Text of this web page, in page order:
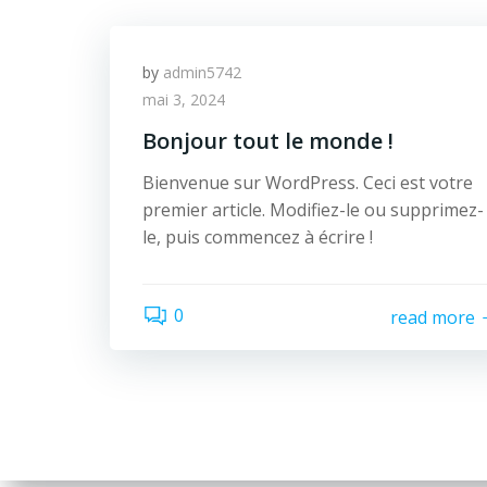
by admin5742
mai 3, 2024
Bonjour tout le monde !
Bienvenue sur WordPress. Ceci est votre
premier article. Modifiez-le ou supprimez-
le, puis commencez à écrire !
0 read more